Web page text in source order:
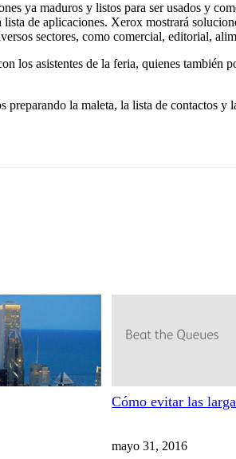
ya maduros y listos para ser usados y
de aplicaciones. Xerox mostrará
sectores, como comercial, editorial,
los asistentes de la feria, quienes también
preparando la maleta, la lista de contactos y
Cómo evitar las
mayo 31, 2016